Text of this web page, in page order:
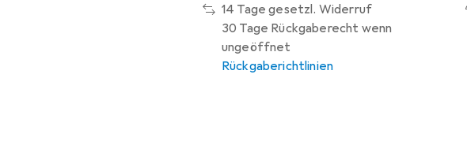
14 Tage gesetzl. Widerruf
30 Tage Rückgaberecht wenn
ungeöffnet
Rückgaberichtlinien